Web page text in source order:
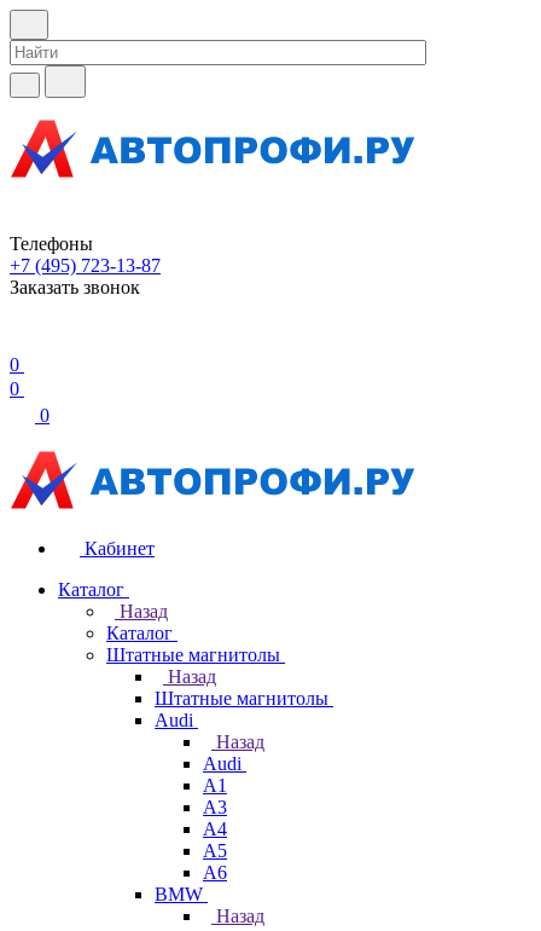
Телефоны
+7 (495) 723-13-87
Заказать звонок
0
0
0
Кабинет
Каталог
Назад
Каталог
Штатные магнитолы
Назад
Штатные магнитолы
Audi
Назад
Audi
A1
A3
A4
A5
A6
BMW
Назад